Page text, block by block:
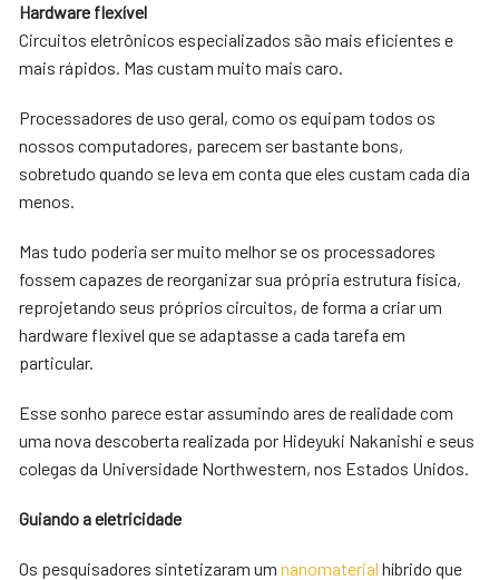
Hardware flexível
Circuitos eletrônicos especializados são mais eficientes e
mais rápidos. Mas custam muito mais caro.
Processadores de uso geral, como os equipam todos os
nossos computadores, parecem ser bastante bons,
sobretudo quando se leva em conta que eles custam cada dia
menos.
Mas tudo poderia ser muito melhor se os processadores
fossem capazes de reorganizar sua própria estrutura física,
reprojetando seus próprios circuitos, de forma a criar um
hardware flexível que se adaptasse a cada tarefa em
particular.
Esse sonho parece estar assumindo ares de realidade com
uma nova descoberta realizada por Hideyuki Nakanishi e seus
colegas da Universidade Northwestern, nos Estados Unidos.
Guiando a eletricidade
Os pesquisadores sintetizaram umnanomaterial híbrido que